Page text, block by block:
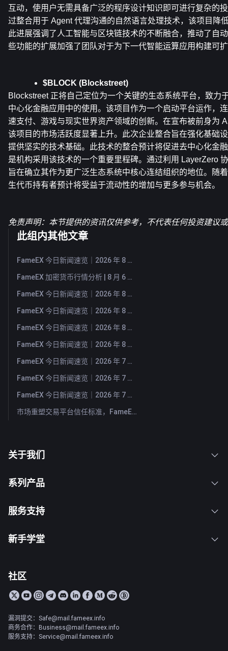
互动，使用户无需具备广泛的程序设计知识即可进行复杂的
过整合用于 Agent 代理沟通的自然语言处理技术，该项目降
此进展强调了人工智能与区块链技术的不断融合，推动了自
些功能的扩展加强了团队对于为下一代智能运算应用构建可
$BLOCK (Blockstreet)
Blockstreet 正将自己定位为一个关键的生态系统平台，致力
中心化金融应用中的使用。该项目作为一个启动平台运作，
速支付、游戏与现实世界资产领域的创新。在宣布被前身为
该项目的市场活跃度显著上升。此次企业整合旨在强化基础
提供坚实的技术基础。此技术的整合预计将促进去中心化金
是机构采用该技术的一个重要里程碑。通过利用 LayerZero
旨在确立其作为更广泛生态系统中核心连结组织的地位。随
生代币持有者预计将受益于流动性的增加与更多参与机会。
免责声明：本节提供的资讯仅供参考，不代表任何投资建议
此组内其他文章
FameEX 今日新闻速览｜2026 年 8 月 7 日
FameEX 加密货币行情分析 | 8 月 6 日, 2026
FameEX 今日新闻速览｜2026 年 8 月 6 日
FameEX 今日新闻速览｜2026 年 8 月 5 日
FameEX 今日新闻速览｜2026 年 8 月 4 日
FameEX 今日新闻速览｜2026 年 8 月 3 日
FameEX 今日新闻速览｜2026 年 7 月 31 日
FameEX 今日新闻速览｜2026 年 7 月 30 日
FameEX 今日新闻速览｜2026 年 7 月 29 日
市场重塑交易平台信任标准，FameEX 以八年稳健运营持续服务全球用户
关于我们
系列产品
服务支持
新手学堂
社区
漏洞提交：Safe@mail.fameex.info
商务合作：Business@mail.fameex.info
服务支持：Service@mail.fameex.info